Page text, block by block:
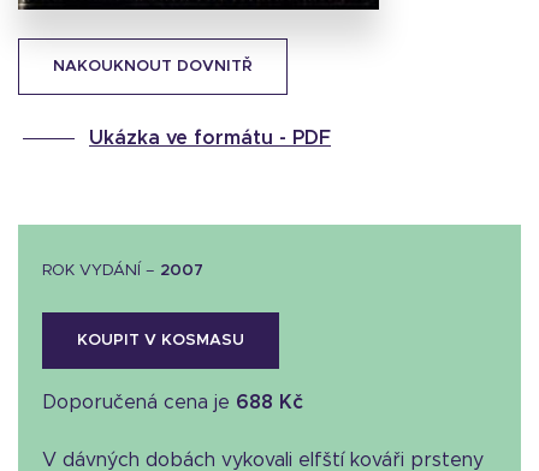
NAKOUKNOUT DOVNITŘ
Ukázka ve formátu - PDF
ROK VYDÁNÍ – 2007
KOUPIT V KOSMASU
Doporučená cena je 688 Kč
V dávných dobách vykovali elfští kováři prsteny